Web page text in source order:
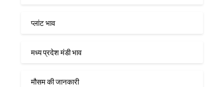
प्लांट भाव
मध्य प्रदेश मंडी भाव
मौसम की जानकारी